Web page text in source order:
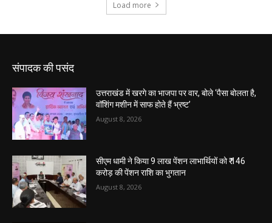
संपादक की पसंद
उत्तराखंड में खरगे का भाजपा पर वार, बोले ‘पैसा बोलता है,
वॉशिंग मशीन में साफ होते हैं भ्रष्ट’
August 8, 2026
सीएम धामी ने किया 9 लाख पेंशन लाभार्थियों को ₹ 146
करोड़ की पेंशन राशि का भुगतान
August 8, 2026